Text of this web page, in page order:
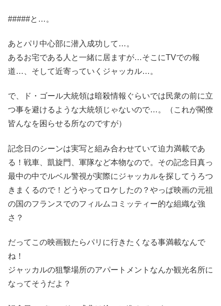
#####と…。
あとパリ中心部に潜入成功して…。
あるお宅である人と一緒に居ますが…そこにTVでの報
道…、そして近寄っていくジャッカル…。
で、ド・ゴール大統領は暗殺情報ぐらいでは民衆の前に立
つ事を避けるような大統領じゃないので…。（これが閣僚
皆んなを困らせる所なのですが）
記念日のシーンは実写と組み合わせていて迫力満載であ
る！戦車、凱旋門、軍隊など本物なので。その記念日真っ
最中の中でルベル警視が実際にジャッカルを探してうろつ
きまくるので！どうやってロケしたの？やっぱ映画の元祖
の国のフランスでのフィルムコミッティー的な組織な強
さ？
だってこの映画観たらパリに行きたくなる事満載なんで
ね！
ジャッカルの狙撃場所のアパートメントなんか観光名所に
なってそうだよ？